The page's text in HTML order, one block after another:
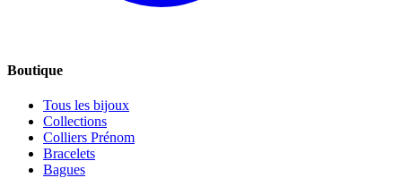
Boutique
Tous les bijoux
Collections
Colliers Prénom
Bracelets
Bagues